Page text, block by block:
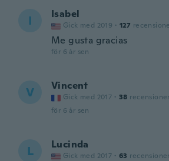
I Isabel
Gick med 2019 · 127
Me gusta gracias
för 6 år sen
V Vincent
Gick med 2017 · 38 recensioner
för 6 år sen
L Lucinda
Gick med 2017 · 63 recensioner